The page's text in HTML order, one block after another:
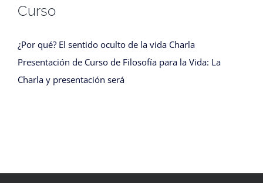
Curso
¿Por qué? El sentido oculto de la vida Charla
Presentación de Curso de Filosofía para la Vida: La
Charla y presentación será